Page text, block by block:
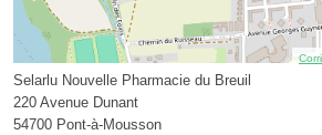
Selarlu Nouvelle Pharmacie du Breuil
220 Avenue Dunant
54700 Pont-à-Mousson